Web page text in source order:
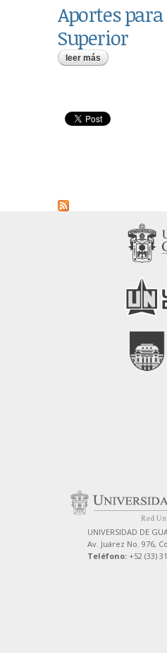
Aportes
Superior
leer más sobre aportes
UNIVERSIDAD DE
Av. Juárez No. 976,
Teléfono: +52 (33)